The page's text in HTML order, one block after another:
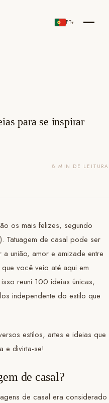
PT▾
para se inspirar
8 MIN DE LEITURA
os mais felizes, segundo
Tatuagem de casal pode ser
união, amor e amizade entre
você veio até aqui em
reuni 100 ideias únicas,
independente do estilo que
estilos, artes e ideias que
e divirta-se!
de casal?
de casal era considerado